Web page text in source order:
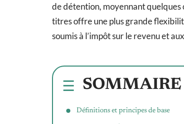
de détention, moyennant quelques
titres offre une plus grande
soumis à l’impôt sur le revenu et
SOMMAIRE
Définitions et principes de base